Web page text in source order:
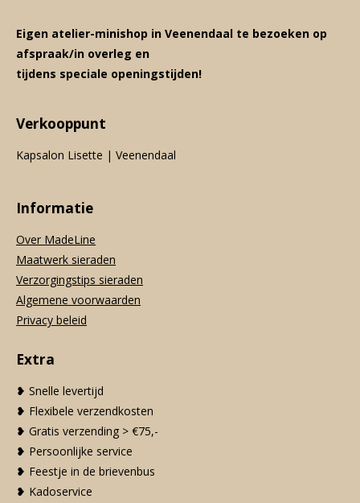
Eigen atelier-minishop in Veenendaal te bezoeken op
afspraak/in overleg en
tijdens speciale openingstijden!
Verkooppunt
Kapsalon Lisette | Veenendaal
Informatie
Over MadeLine
Maatwerk sieraden
Verzorgingstips sieraden
Algemene voorwaarden
Privacy beleid
Extra
❥ Snelle levertijd
❥ Flexibele verzendkosten
❥ Gratis verzending > €75,-
❥ Persoonlijke service
❥ Feestje in de brievenbus
❥ Kadoservice